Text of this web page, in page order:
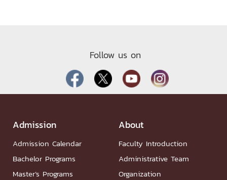
Follow us on
Admission
Admission Calendar
Bachelor Programs
Master’s Programs
About
Faculty Introduction
Administrative Team
Organization